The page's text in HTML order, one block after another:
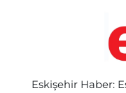
Eskişehir Haber: